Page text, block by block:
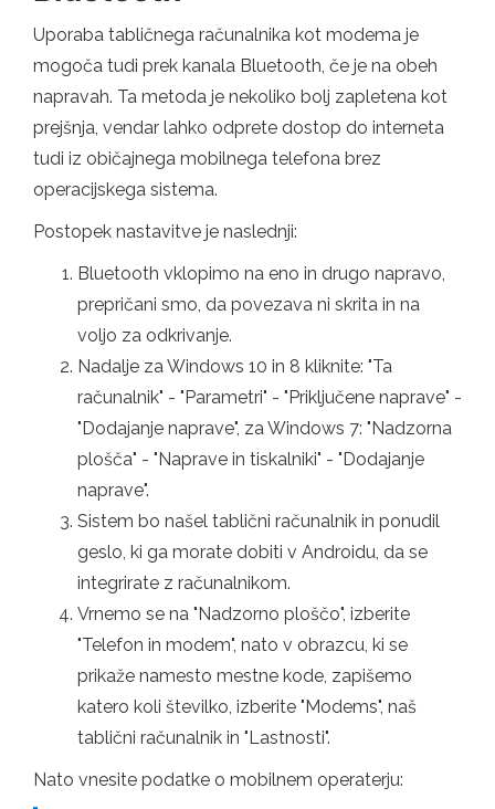
Uporaba tabličnega računalnika kot modema je
mogoča tudi prek kanala Bluetooth, če je na obeh
napravah. Ta metoda je nekoliko bolj zapletena kot
prejšnja, vendar lahko odprete dostop do interneta
tudi iz običajnega mobilnega telefona brez
operacijskega sistema.
Postopek nastavitve je naslednji:
Bluetooth vklopimo na eno in drugo napravo,
prepričani smo, da povezava ni skrita in na
voljo za odkrivanje.
Nadalje za Windows 10 in 8 kliknite: "Ta
računalnik" - "Parametri" - "Priključene naprave" -
​​"Dodajanje naprave", za Windows 7: "Nadzorna
plošča" - "Naprave in tiskalniki" - "Dodajanje
naprave".
Sistem bo našel tablični računalnik in ponudil
geslo, ki ga morate dobiti v Androidu, da se
integrirate z računalnikom.
Vrnemo se na "Nadzorno ploščo", izberite
"Telefon in modem", nato v obrazcu, ki se
prikaže namesto mestne kode, zapišemo
katero koli številko, izberite "Modems", naš
tablični računalnik in "Lastnosti".
Nato vnesite podatke o mobilnem operaterju: